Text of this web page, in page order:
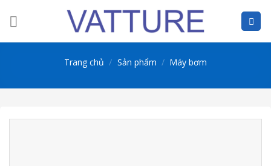
Trang chủ / Sản phẩm / Máy bơm